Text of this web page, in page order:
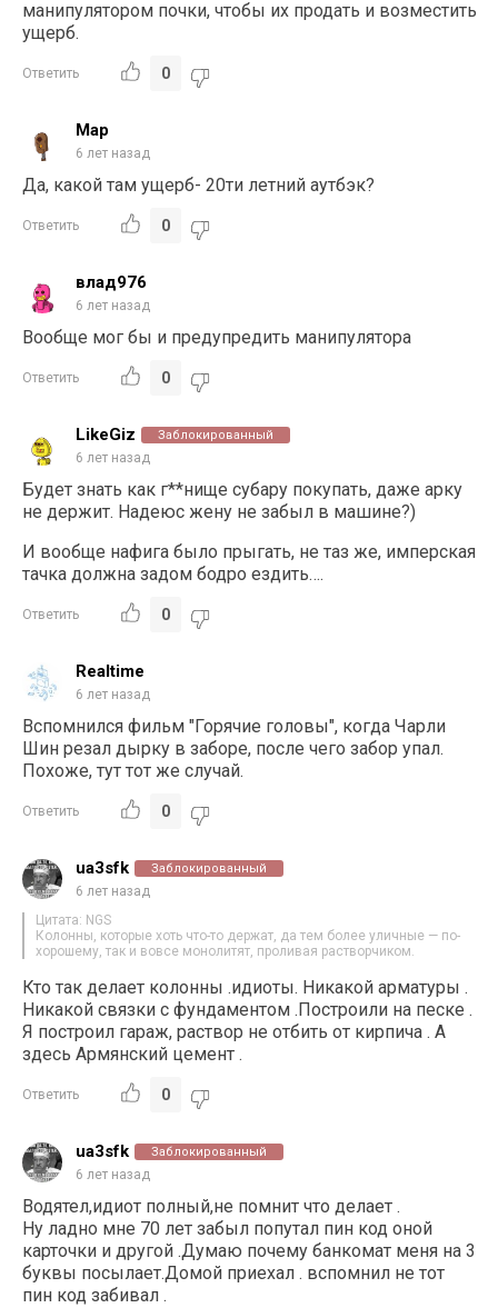
манипулятором почки, чтобы их продать и возместить
ущерб.
Ответить 0
Map
6 лет назад
Да, какой там ущерб- 20ти летний аутбэк?
Ответить 0
влад976
6 лет назад
Вообще мог бы и предупредить манипулятора
Ответить 0
LikeGiz Заблокированный
6 лет назад
Будет знать как г**нище субару покупать, даже арку
не держит. Надеюс жену не забыл в машине?)
И вообще нафига было прыгать, не таз же, имперская
тачка должна задом бодро ездить….
Ответить 0
Realtime
6 лет назад
Вспомнился фильм "Горячие головы", когда Чарли
Шин резал дырку в заборе, после чего забор упал.
Похоже, тут тот же случай.
Ответить 0
ua3sfk Заблокированный
6 лет назад
Цитата: NGS
Колонны, которые хоть что-то держат, да тем более уличные — по-
хорошему, так и вовсе монолитят, проливая растворчиком.
Кто так делает колонны .идиоты. Никакой арматуры .
Никакой связки с фундаментом .Построили на песке .
Я построил гараж, раствор не отбить от кирпича . А
здесь Армянский цемент .
Ответить 0
ua3sfk Заблокированный
6 лет назад
Водятел,идиот полный,не помнит что делает .
Ну ладно мне 70 лет забыл попутал пин код оной
карточки и другой .Думаю почему банкомат меня на 3
буквы посылает.Домой приехал . вспомнил не тот
пин код забивал .